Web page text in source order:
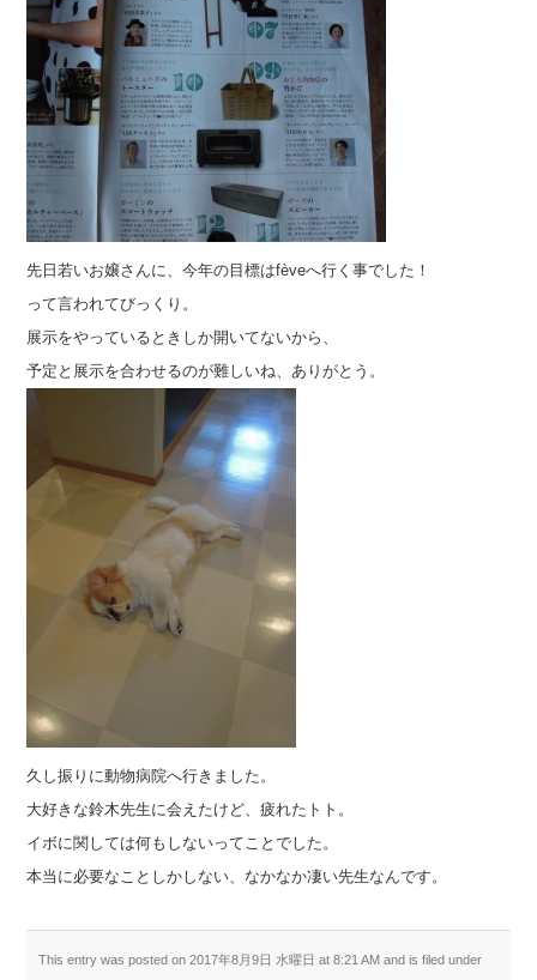
先日若いお嬢さんに、今年の目標はfèveへ行く事でした！
って言われてびっくり。
展示をやっているときしか開いてないから、
予定と展示を合わせるのが難しいね、ありがとう。
久し振りに動物病院へ行きました。
大好きな鈴木先生に会えたけど、疲れたトト。
イボに関しては何もしないってことでした。
本当に必要なことしかしない、なかなか凄い先生なんです。
This entry was posted on 2017年8月9日 水曜日 at 8:21 AM and is filed under